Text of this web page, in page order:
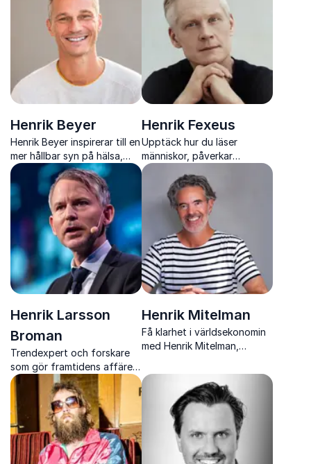
och urfolksperspektiv
prestation och hållbara
resultat
Henrik Beyer
Henrik Beyer inspirerar till en
mer hållbar syn på hälsa,
motivation och livsstil
genom forskning,
erfarenhet och mänskliga
perspektiv
Henrik Fexeus
Upptäck hur du läser
människor, påverkar
smartare och utvecklar dina
mentala superkrafter med
Henrik Fexeus
Henrik Larsson
Broman
Trendexpert och forskare
som gör framtidens affärer
konkreta och lönsamma
genom insikter, strategi och
inspiration
Henrik Mitelman
Få klarhet i världsekonomin
med Henrik Mitelman,
efterfrågad föreläsare med
skarp omvärldsinsikt